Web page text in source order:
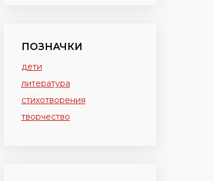
ПОЗНАЧКИ
дети
литература
стихотворения
творчество